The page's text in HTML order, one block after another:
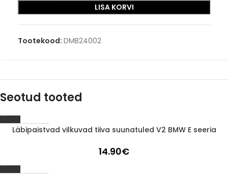
LISA KORVI
Tootekood: DMB24002
Seotud tooted
1-3 D.D.
Läbipaistvad vilkuvad tiiva suunatuled V2 BMW E seeria
14.90€